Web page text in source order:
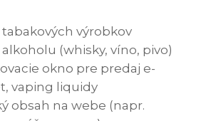
výrobkov
(whisky, víno, pivo)
okno pre predaj e-
vaping liquidy
obsah na webe (napr.